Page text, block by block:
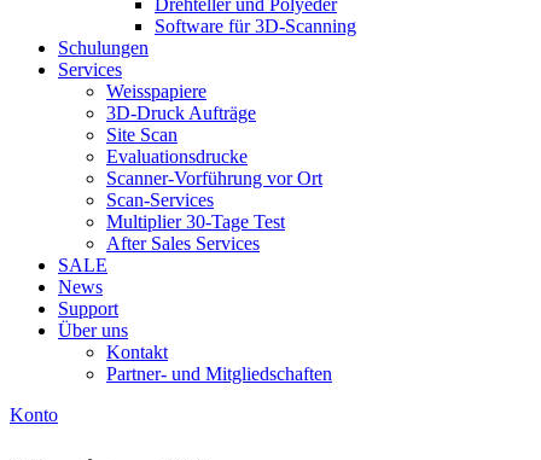
Drehteller und Polyeder
Software für 3D-Scanning
Schulungen
Services
Weisspapiere
3D-Druck Aufträge
Site Scan
Evaluationsdrucke
Scanner-Vorführung vor Ort
Scan-Services
Multiplier 30-Tage Test
After Sales Services
SALE
News
Support
Über uns
Kontakt
Partner- und Mitgliedschaften
Konto